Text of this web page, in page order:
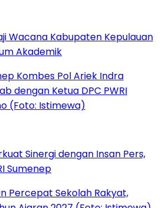
Wacana Kabupaten Kepulauan
Akademik
Sinergi dengan Insan Pers,
Sumenep